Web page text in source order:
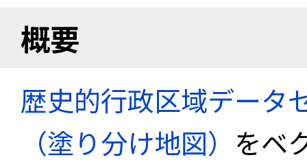
概要
歴史的行政区域データ
（塗り分け地図） をベ